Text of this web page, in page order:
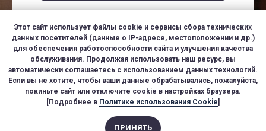
Этот сайт использует файлы cookie и сервисы сбора технических
данных посетителей (данные о IP-адресе, местоположении и др.)
для обеспечения работоспособности сайта и улучшения качества
обслуживания. Продолжая использовать наш ресурс, вы
автоматически соглашаетесь с использованием данных технологий.
Если вы не хотите, чтобы ваши данные обрабатывались, пожалуйста,
покиньте сайт или отключите cookie в настройках браузера.
[Подробнее в Политике использования Cookie]
ПРИНЯТЬ
О КОМПАНИИ
ПОРТФОЛИО
ОТЗЫВЫ
КОНТАКТЫ
ОСТАВИТЬ ЗАЯВКУ